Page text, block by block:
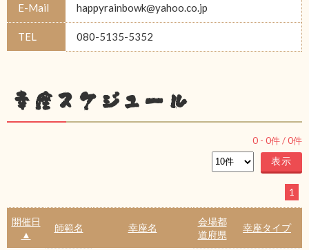
E-Mail happyrainbowk@yahoo.co.jp
TEL 080-5135-5352
幸座スケジュール
0 - 0件 /0件
1
開催日
▲
師範名 幸座名
会場都
道府県
幸座タイプ